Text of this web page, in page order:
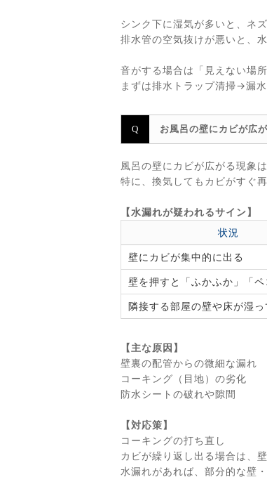
シンク下に湿気が多いと、ネ
排水管の空気抜けが悪いと、
音がする場合は「見えない場
まずは排水トラップ清掃→漏
お風呂の壁にカビが広
風呂の壁にカビが広がる現象
特に、換気してもカビがすぐ
【水漏れが疑われるサイン】
状況
壁にカビが集中的に出る
壁を押すと「ふかふか」「ペ
隣接する部屋の壁や床が湿っ
【主な原因】
壁裏の配管からの微細な漏れ
コーキング（目地）の劣化
防水シートの破れや隙間
【対応策】
コーキングの打ち直し
カビが繰り返し出る場合は、
水漏れがあれば、部分的な壁